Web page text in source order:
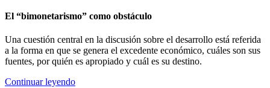
El “bimonetarismo” como obstáculo
Una cuestión central en la discusión sobre el desarrollo está referida
a la forma en que se genera el excedente económico, cuáles son sus
fuentes, por quién es apropiado y cuál es su destino.
Continuar leyendo